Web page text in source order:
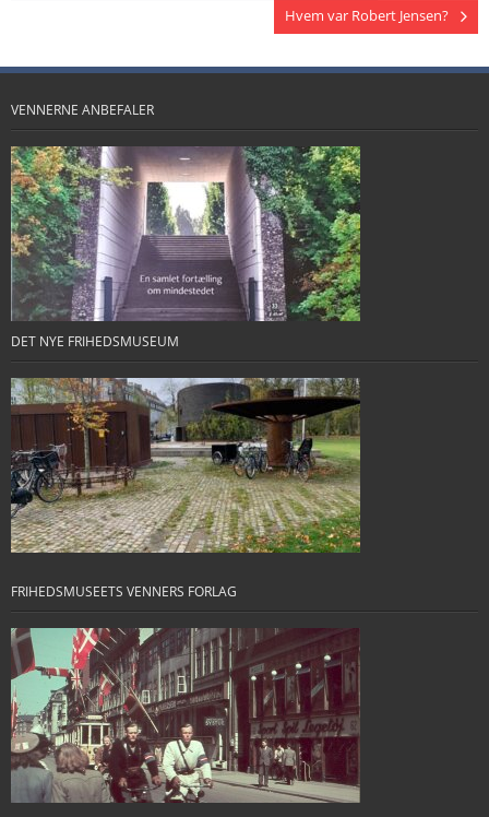
Hvem var Robert Jensen?
VENNERNE ANBEFALER
DET NYE FRIHEDSMUSEUM
FRIHEDSMUSEETS VENNERS FORLAG